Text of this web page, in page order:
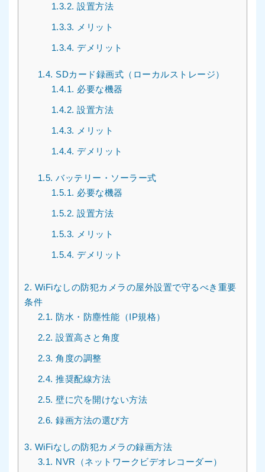
1.3.2. 設置方法
1.3.3. メリット
1.3.4. デメリット
1.4. SDカード録画式（ローカルストレージ）
1.4.1. 必要な機器
1.4.2. 設置方法
1.4.3. メリット
1.4.4. デメリット
1.5. バッテリー・ソーラー式
1.5.1. 必要な機器
1.5.2. 設置方法
1.5.3. メリット
1.5.4. デメリット
2. WiFiなしの防犯カメラの屋外設置で守るべき重要
条件
2.1. 防水・防塵性能（IP規格）
2.2. 設置高さと角度
2.3. 角度の調整
2.4. 推奨配線方法
2.5. 壁に穴を開けない方法
2.6. 録画方法の選び方
3. WiFiなしの防犯カメラの録画方法
3.1. NVR（ネットワークビデオレコーダー）